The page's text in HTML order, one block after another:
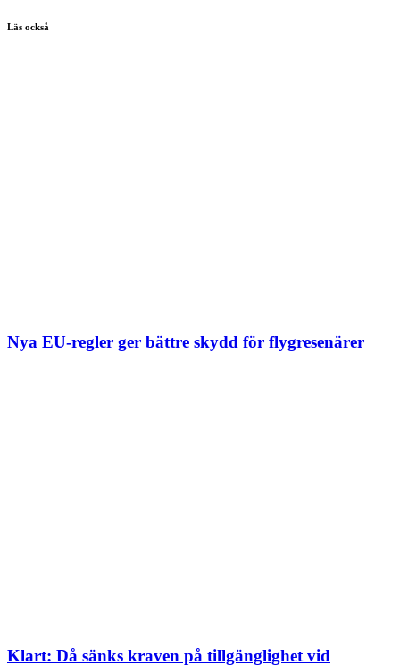
Läs också
Nya EU-regler ger bättre skydd för flygresenärer
Klart: Då sänks kraven på tillgänglighet vid